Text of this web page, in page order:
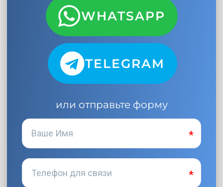
WHATSAPP
TELEGRAM
или отправьте форму